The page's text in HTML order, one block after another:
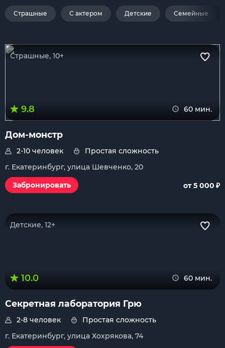
Страшные С актером Детские Семейные
Страшные, 10+
9.8 60 мин.
Дом-монстр
2-10 человек
Простая сложность
г. Екатеринбург, улица Шевченко, 20
Забронировать
от 5 000 ₽
Детские, 12+
10.0 60 мин.
Секретная лаборатория Грю
2-8 человек
Простая сложность
г. Екатеринбург, улица Хохрякова, 74